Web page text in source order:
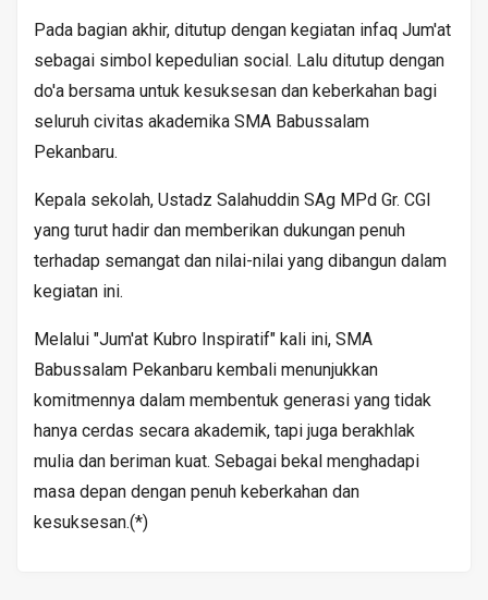
Pada bagian akhir, ditutup dengan kegiatan infaq Jum'at
sebagai simbol kepedulian social. Lalu ditutup dengan
do'a bersama untuk kesuksesan dan keberkahan bagi
seluruh civitas akademika SMA Babussalam
Pekanbaru.
Kepala sekolah, Ustadz Salahuddin SAg MPd Gr. CGI
yang turut hadir dan memberikan dukungan penuh
terhadap semangat dan nilai-nilai yang dibangun dalam
kegiatan ini.
Melalui "Jum'at Kubro Inspiratif" kali ini, SMA
Babussalam Pekanbaru kembali menunjukkan
komitmennya dalam membentuk generasi yang tidak
hanya cerdas secara akademik, tapi juga berakhlak
mulia dan beriman kuat. Sebagai bekal menghadapi
masa depan dengan penuh keberkahan dan
kesuksesan.(*)